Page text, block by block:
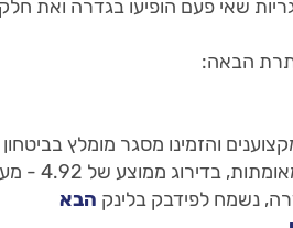
הבאה:
והזמינו מסגר מומלץ
נשמח לפידבק בלינק הבא